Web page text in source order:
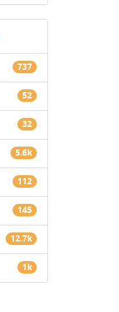
737
52
32
5.6k
112
145
12.7k
1k